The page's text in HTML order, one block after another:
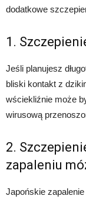
dodatkowe
1.
Jeśli planujesz
bliski kontakt z
wściekliźnie może
wirusową
2.
zapaleniu
Japońskie